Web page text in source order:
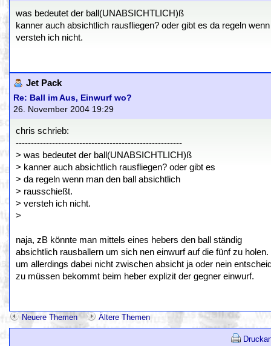
was bedeutet der ball(UNABSICHTLICH)ß
kanner auch absichtlich rausfliegen? oder gibt es da regeln
versteh ich nicht.
Jet Pack
Re: Ball im Aus, Einwurf wo?
26. November 2004 19:29
chris schrieb:
-------------------------------------------------------
> was bedeutet der ball(UNABSICHTLICH)ß
> kanner auch absichtlich rausfliegen? oder gibt es
> da regeln wenn man den ball absichtlich
> rausschießt.
> versteh ich nicht.
>
naja, zB könnte man mittels eines hebers den ball ständig
absichtlich rausballern um sich nen einwurf auf die fünf zu holen.
um allerdings dabei nicht zwischen absicht ja oder nein
zu müssen bekommt beim heber explizit der gegner einwurf.
Neuere Themen Ältere Themen